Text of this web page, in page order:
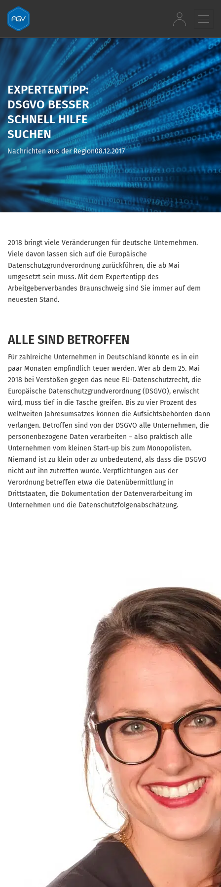
Zum Inhalt springen
EXPERTENTIPP:
DSGVO BESSER
SCHNELL HILFE
SUCHEN
Nachrichten aus der Region08.12.2017
2018 bringt viele Veränderungen für deutsche Unternehmen.
Viele davon lassen sich auf die Europäische
Datenschutzgrundverordnung zurückführen, die ab Mai
umgesetzt sein muss. Mit dem Expertentipp des
Arbeitgeberverbandes Braunschweig sind Sie immer auf dem
neuesten Stand.
ALLE SIND BETROFFEN
Für zahlreiche Unternehmen in Deutschland könnte es in ein
paar Monaten empfindlich teuer werden. Wer ab dem 25. Mai
2018 bei Verstößen gegen das neue EU-Datenschutzrecht, die
Europäische Datenschutzgrundverordnung (DSGVO), erwischt
wird, muss tief in die Tasche greifen. Bis zu vier Prozent des
weltweiten Jahresumsatzes können die Aufsichtsbehörden dann
verlangen. Betroffen sind von der DSGVO alle Unternehmen, die
personenbezogene Daten verarbeiten – also praktisch alle
Unternehmen vom kleinen Start-up bis zum Monopolisten.
Niemand ist zu klein oder zu unbedeutend, als dass die DSGVO
nicht auf ihn zutreffen würde. Verpflichtungen aus der
Verordnung betreffen etwa die Datenübermittlung in
Drittstaaten, die Dokumentation der Datenverarbeitung im
Unternehmen und die Datenschutzfolgenabschätzung.